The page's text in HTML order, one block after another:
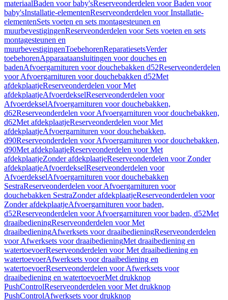
materiaalBaden voor baby'sReserveonderdelen voor Baden voor
baby'sInstallatie-elementenReserveonderdelen voor Installatie-
elementenSets voeten en sets montagesteunen en
muurbevestigingenReserveonderdelen voor Sets voeten en sets
montagesteunen en
muurbevestigingenToebehorenReparatiesetsVerder
toebehorenApparaataansluitingen voor douches en
badenAfvoergarnituren voor douchebakken d52Reserveonderdelen
voor Afvoergarnituren voor douchebakken d52Met
afdekplaatjeReserveonderdelen voor Met
afdekplaatjeAfvoerdekselReserveonderdelen voor
AfvoerdekselAfvoergarnituren voor douchebakken,
d62Reserveonderdelen voor Afvoergarnituren voor douchebakken,
d62Met afdekplaatjeReserveonderdelen voor Met
afdekplaatjeAfvoergarnituren voor douchebakken,
d90Reserveonderdelen voor Afvoergarnituren voor douchebakken,
d90Met afdekplaatjeReserveonderdelen voor Met
afdekplaatjeZonder afdekplaatjeReserveonderdelen voor Zonder
afdekplaatjeAfvoerdekselReserveonderdelen voor
AfvoerdekselAfvoergarnituren voor douchebakken
SestraReserveonderdelen voor Afvoergarnituren voor
douchebakken SestraZonder afdekplaatjeReserveonderdelen voor
Zonder afdekplaatjeAfvoergarnituren voor baden,
d52Reserveonderdelen voor Afvoergarnituren voor baden, d52Met
draaibedieningReserveonderdelen voor Met
draaibedieningAfwerksets voor draaibedieningReserveonderdelen
voor Afwerksets voor draaibedieningMet draaibediening en
watertoevoerReserveonderdelen voor Met draaibediening en
watertoevoerAfwerksets voor draaibediening en
watertoevoerReserveonderdelen voor Afwerksets voor
draaibediening en watertoevoerMet drukknop
PushControlReserveonderdelen voor Met drukknop
PushControlAfwerksets voor drukknop